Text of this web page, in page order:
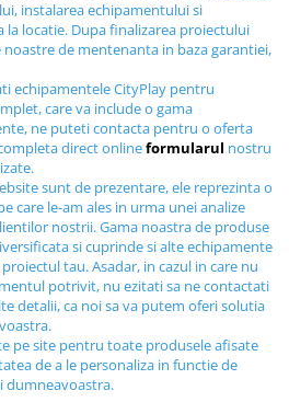
Marcaje
instalarea echipamentului si
locatie. Dupa finalizarea proiectului
de mentenanta in baza garantiei,
echipamentele CityPlay pentru
care va include o gama
ne puteti contacta pentru o oferta
direct onlineformularul nostru
sunt de prezentare, ele reprezinta o
care le-am ales in urma unei analize
nostrii. Gama noastra de produse
si cuprinde si alte echipamente
tau. Asadar, in cazul in care nu
potrivit, nu ezitati sa ne contactati
detalii, ca noi sa va putem oferi solutia
pe site pentru toate produsele afisate
de a le personaliza in functie de
dumneavoastra.